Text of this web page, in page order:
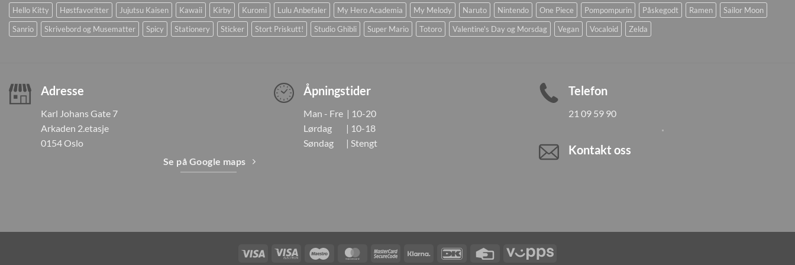
Hello Kitty
Høstfavoritter Jujutsu Kaisen Kawaii Kirby Kuromi Lulu Anbefaler My Hero Academia My Melody Naruto Nintendo One Piece Pompompurin Påskegodt Ramen
Sailor Moon
Sanrio
Skrivebord og Musematter Spicy Stationery Sticker Stort Priskutt! Studio Ghibli Super Mario Totoro Valentine's Day og Morsdag Vegan Vocaloid Zelda
Adresse
Karl Johans Gate 7
Arkaden 2.etasje
0154 Oslo
Se på Google maps
Åpningstider
Man - Fre | 10-20
Lørdag | 10-18
Søndag | Stengt
Telefon
21 09 59 90
Kontakt oss
Visa
Visa
Maestro MasterCardMasterCardKlarna DanKort
Credit
Vipps